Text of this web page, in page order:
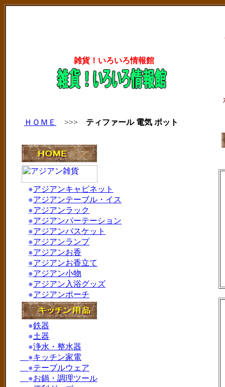
雑貨！いろいろ情報館
ＨＯＭＥ >>> ティファール 電気 ポット
●アジアンキャビネット
●アジアンテーブル・イス
●アジアンラック
●アジアンパーテーション
●アジアンバスケット
●アジアンランプ
●アジアンお香
●アジアンお香立て
●アジアン小物
●アジアン入浴グッズ
●アジアンポーチ
●鉄器
●土器
●浄水・整水器
●キッチン家電
●テーブルウェア
●お鍋・調理ツール